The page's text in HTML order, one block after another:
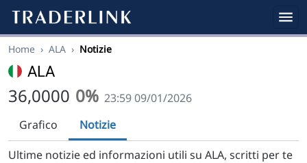
Home › ALA › Notizie
ALA
36,0000 0% 23:59 09/01/2026
Grafico
Notizie
Ultime notizie ed informazioni utili su ALA, scritti per te